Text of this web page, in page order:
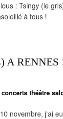
: Tsingy (le
à tous !
A RENNES
théâtre
novembre, j'ai